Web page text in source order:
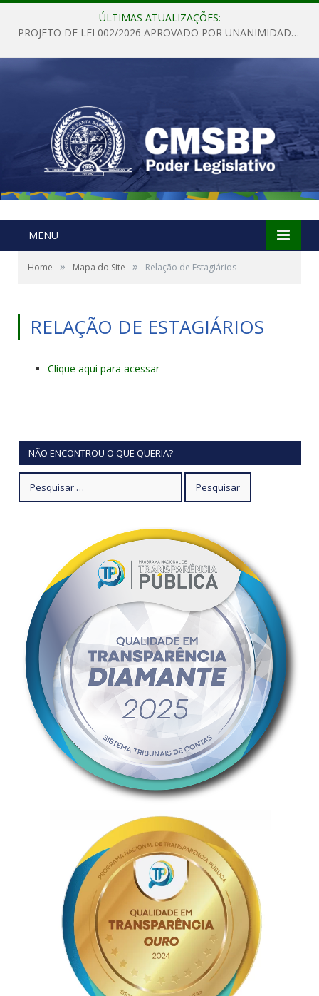
ÚLTIMAS ATUALIZAÇÕES:
PROJETO DE LEI 002/2026 APROVADO POR UNANIMIDADE EM SESSÃO ORDINÁRIA NESTA QUINTA – FEIRA 28 DE MAIO DE 2026
MENU
Home » Mapa do Site » Relação de Estagiários
RELAÇÃO DE ESTAGIÁRIOS
Clique aqui para acessar
NÃO ENCONTROU O QUE QUERIA?